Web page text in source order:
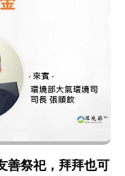
善祭祀，拜拜也可